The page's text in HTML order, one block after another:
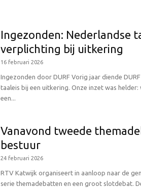
Ingezonden: Nederlandse
verplichting bij uitkering
16 februari 2026
Ingezonden door DURF Vorig jaar diende
taaleis bij een uitkering. Onze inzet was
een...
Vanavond tweede
bestuur
24 februari 2026
RTV Katwijk organiseert in aanloop naar de
serie themadebatten en een groot slotdebat.